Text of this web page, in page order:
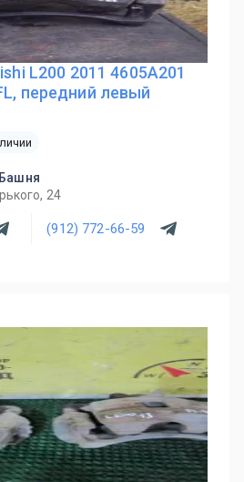
L200 2011 4605A201
передний левый
24
(912) 772-66-59